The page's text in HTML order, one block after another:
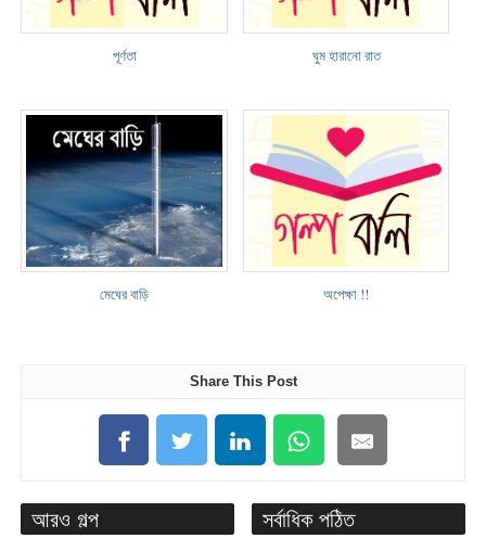
পূর্ণতা ঘুম হারানো রাত
মেঘের বাড়ি অপেক্ষা !!
Share This Post
আরও গল্প সর্বাধিক পঠিত